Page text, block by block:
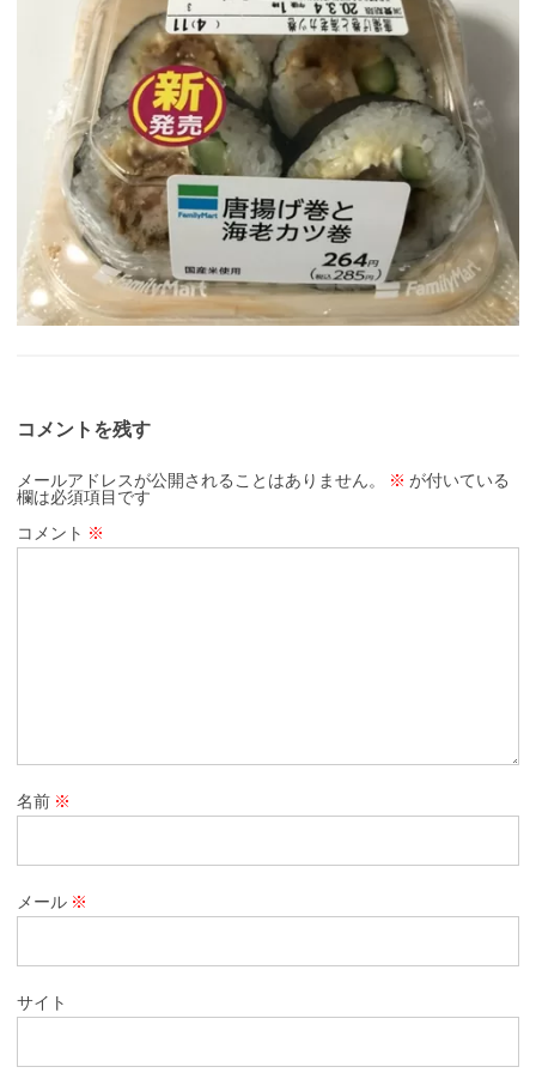
コメントを残す
メールアドレスが公開されることはありません。 ※ が付いている
欄は必須項目です
コメント ※
名前 ※
メール ※
サイト